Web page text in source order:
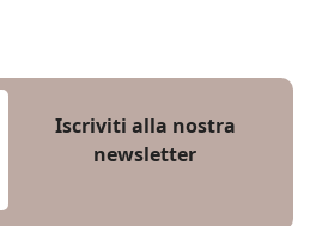
Iscriviti alla nostra
newsletter